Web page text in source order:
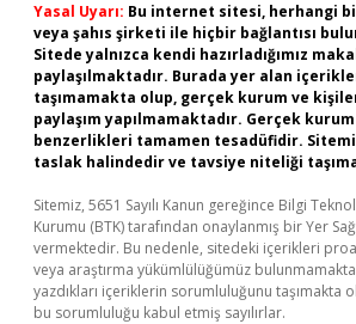
Yasal Uyarı: Bu internet sitesi, herhangi
veya şahıs şirketi ile hiçbir bağlantısı
Sitede yalnızca kendi hazırladığımız
paylaşılmaktadır. Burada yer alan
taşımamakta olup, gerçek kurum ve
paylaşım yapılmamaktadır. Gerçek
benzerlikleri tamamen tesadüfidir.
taslak halindedir ve tavsiye niteliği
Sitemiz, 5651 Sayılı Kanun gereğince Bilgi
Kurumu (BTK) tarafından onaylanmış bir Yer
vermektedir. Bu nedenle, sitedeki içerikleri
veya araştırma yükümlülüğümüz
yazdıkları içeriklerin sorumluluğunu taşımakta
bu sorumluluğu kabul etmiş sayılırlar.